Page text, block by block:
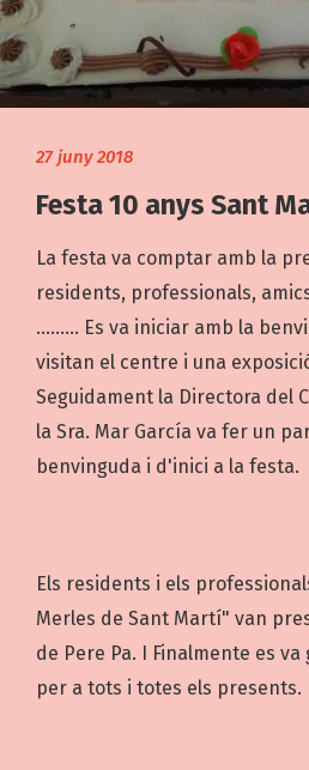
27 juny 2018
Festa 10 anys Sant
La festa va comptar amb la
residents, professionals,
......... Es va iniciar amb la
visitan el centre i una
Seguidament la Directora del
la Sra. Mar García va fer un
benvinguda i d'inici a la festa.
Els residents i els
Merles de Sant Martí" van
de Pere Pa. I Finalmente es
per a tots i totes els presents.